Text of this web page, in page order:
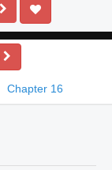
Chapter 16